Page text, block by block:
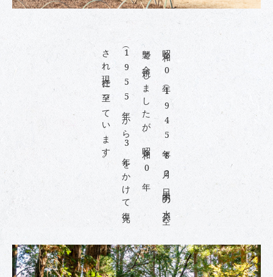
昭
和
2
0
年
（
1
9
4
5
年
）
8
月
2
日
未
明
の
水
戸
空
襲
で
全
焼
し
ま
し
た
が
、
昭
和
3
0
年
（
1
9
5
5
年
）
か
ら
3
年
を
か
け
て
復
元
さ
れ
現
在
に
至
っ
て
い
ま
す
。